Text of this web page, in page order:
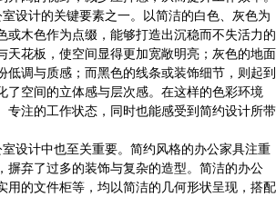
设计的关键要素之一。以简洁的白色、灰色为
或木色作为点缀，能够打造出沉稳而不失活力的
天花板，使空间显得更加宽敞明亮；灰色的地面
低调与质感；而黑色的线条或装饰细节，则起到
了空间的立体感与层次感。在这样的色彩环境
专注的工作状态，同时也能感受到简约设计所带
设计中也至关重要。简约风格的办公家具注重
摒弃了过多的装饰与复杂的造型。简洁的办公
用的文件柜等，均以简洁的几何形状呈现，搭配